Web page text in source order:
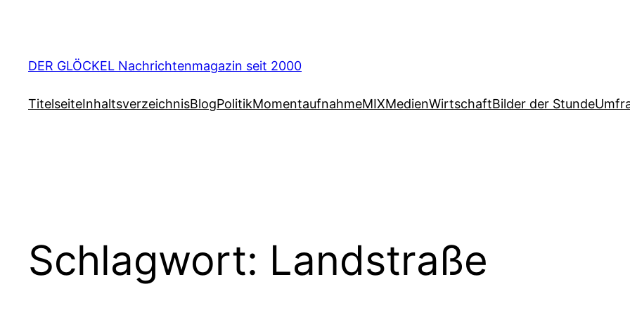
DER GLÖCKEL Nachrichtenmagazin seit 2000
TitelseiteInhaltsverzeichnisBlogPolitikMomentaufnahmeMIXMedienWirtschaftBilder der Stunde
Schlagwort: Landstraße